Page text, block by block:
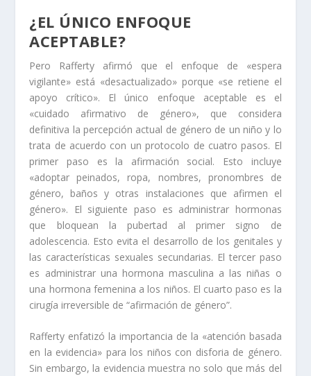
¿EL ÚNICO ENFOQUE
ACEPTABLE?
Pero Rafferty afirmó que el enfoque de «espera
vigilante» está «desactualizado» porque «se retiene el
apoyo crítico». El único enfoque aceptable es el
«cuidado afirmativo de género», que considera
definitiva la percepción actual de género de un niño y lo
trata de acuerdo con un protocolo de cuatro pasos. El
primer paso es la afirmación social. Esto incluye
«adoptar peinados, ropa, nombres, pronombres de
género, baños y otras instalaciones que afirmen el
género». El siguiente paso es administrar hormonas
que bloquean la pubertad al primer signo de
adolescencia. Esto evita el desarrollo de los genitales y
las características sexuales secundarias. El tercer paso
es administrar una hormona masculina a las niñas o
una hormona femenina a los niños. El cuarto paso es la
cirugía irreversible de “afirmación de género”.
Rafferty enfatizó la importancia de la «atención basada
en la evidencia» para los niños con disforia de género.
Sin embargo, la evidencia muestra no solo que más del